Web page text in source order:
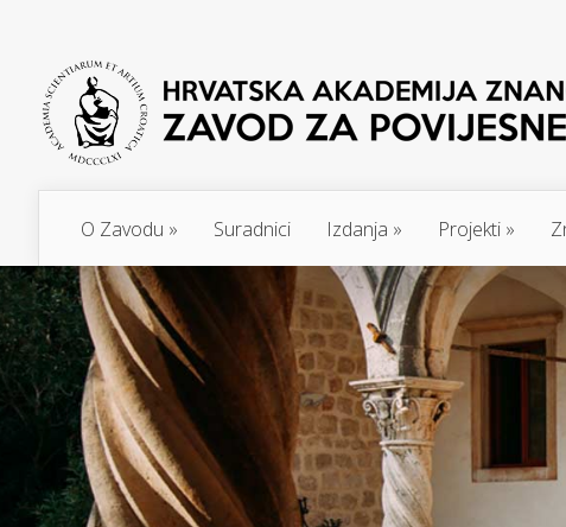
O Zavodu » Suradnici Izdanja » Projekti »